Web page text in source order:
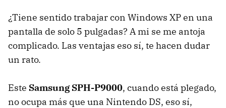
¿Tiene sentido trabajar con Windows XP en una
pantalla de solo 5 pulgadas? A mi se me antoja
complicado. Las ventajas eso sí, te hacen dudar
un rato.
Este Samsung SPH-P9000, cuando está plegado,
no ocupa más que una Nintendo DS, eso sí,